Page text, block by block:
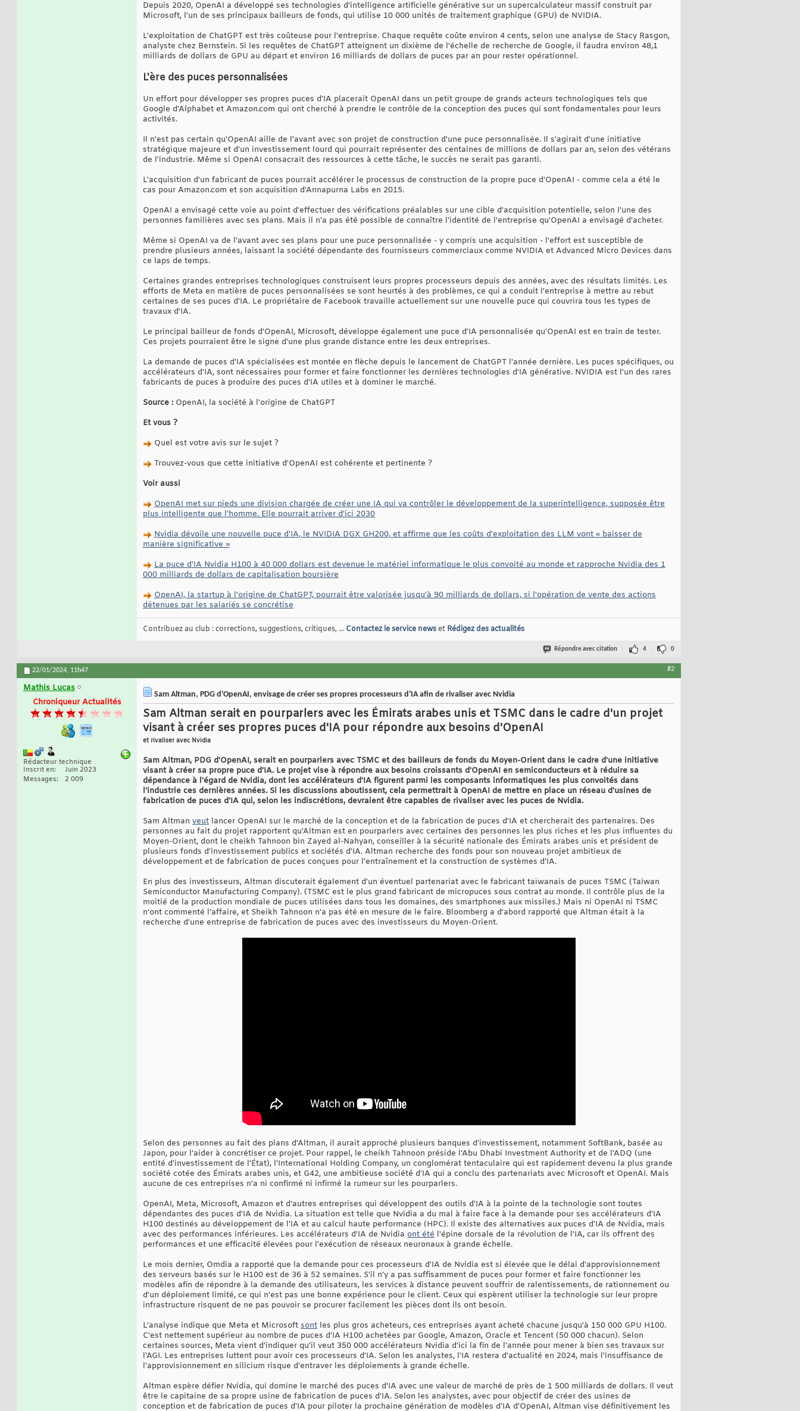
Depuis 2020, OpenAI a développé ses technologies d'intelligence artificielle générative sur un supercalculateur massif construit par
Microsoft, l'un de ses principaux bailleurs de fonds, qui utilise 10 000 unités de traitement graphique (GPU) de NVIDIA.
L'exploitation de ChatGPT est très coûteuse pour l'entreprise. Chaque requête coûte environ 4 cents, selon une analyse de Stacy Rasgon,
analyste chez Bernstein. Si les requêtes de ChatGPT atteignent un dixième de l'échelle de recherche de Google, il faudra environ 48,1
milliards de dollars de GPU au départ et environ 16 milliards de dollars de puces par an pour rester opérationnel.
L'ère des puces personnalisées
Un effort pour développer ses propres puces d'IA placerait OpenAI dans un petit groupe de grands acteurs technologiques tels que
Google d'Alphabet et Amazon.com qui ont cherché à prendre le contrôle de la conception des puces qui sont fondamentales pour leurs
activités.
Il n'est pas certain qu'OpenAI aille de l'avant avec son projet de construction d'une puce personnalisée. Il s'agirait d'une initiative
stratégique majeure et d'un investissement lourd qui pourrait représenter des centaines de millions de dollars par an, selon des vétérans
de l'industrie. Même si OpenAI consacrait des ressources à cette tâche, le succès ne serait pas garanti.
L'acquisition d'un fabricant de puces pourrait accélérer le processus de construction de la propre puce d'OpenAI - comme cela a été le
cas pour Amazon.com et son acquisition d'Annapurna Labs en 2015.
OpenAI a envisagé cette voie au point d'effectuer des vérifications préalables sur une cible d'acquisition potentielle, selon l'une des
personnes familières avec ses plans. Mais il n'a pas été possible de connaître l'identité de l'entreprise qu'OpenAI a envisagé d'acheter.
Même si OpenAI va de l'avant avec ses plans pour une puce personnalisée - y compris une acquisition - l'effort est susceptible de
prendre plusieurs années, laissant la société dépendante des fournisseurs commerciaux comme NVIDIA et Advanced Micro Devices dans
ce laps de temps.
Certaines grandes entreprises technologiques construisent leurs propres processeurs depuis des années, avec des résultats limités. Les
efforts de Meta en matière de puces personnalisées se sont heurtés à des problèmes, ce qui a conduit l'entreprise à mettre au rebut
certaines de ses puces d'IA. Le propriétaire de Facebook travaille actuellement sur une nouvelle puce qui couvrira tous les types de
travaux d'IA.
Le principal bailleur de fonds d'OpenAI, Microsoft, développe également une puce d'IA personnalisée qu'OpenAI est en train de tester.
Ces projets pourraient être le signe d'une plus grande distance entre les deux entreprises.
La demande de puces d'IA spécialisées est montée en flèche depuis le lancement de ChatGPT l'année dernière. Les puces spécifiques, ou
accélérateurs d'IA, sont nécessaires pour former et faire fonctionner les dernières technologies d'IA générative. NVIDIA est l'un des rares
fabricants de puces à produire des puces d'IA utiles et à dominer le marché.
Source : OpenAI, la société à l'origine de ChatGPT
Et vous ?
Quel est votre avis sur le sujet ?
Trouvez-vous que cette initiative d'OpenAI est cohérente et pertinente ?
Voir aussi
OpenAI met sur pieds une division chargée de créer une IA qui va contrôler le développement de la superintelligence, supposée être
plus intelligente que l'homme. Elle pourrait arriver d'ici 2030
Nvidia dévoile une nouvelle puce d'IA, le NVIDIA DGX GH200, et affirme que les coûts d'exploitation des LLM vont « baisser de
manière significative »
La puce d'IA Nvidia H100 à 40 000 dollars est devenue le matériel informatique le plus convoité au monde et rapproche Nvidia des 1
000 milliards de dollars de capitalisation boursière
OpenAI, la startup à l'origine de ChatGPT, pourrait être valorisée jusqu'à 90 milliards de dollars, si l'opération de vente des actions
détenues par les salariés se concrétise
Contribuez au club : corrections, suggestions, critiques, ... Contactez le service newset Rédigez des actualités
Répondre avec citation 4 0
22/01/2024, 11h47 #2
Mathis Lucas
Chroniqueur Actualités
Rédacteur technique
Inscrit en
Juin 2023
Messages
2 009
Sam Altman, PDG d'OpenAI, envisage de créer ses propres processeurs d'IA afin de rivaliser avec Nvidia
Sam Altman serait en pourparlers avec les Émirats arabes unis et TSMC dans le cadre d'un projet
visant à créer ses propres puces d'IA pour répondre aux besoins d'OpenAI
et rivaliser avec Nvidia
Sam Altman, PDG d'OpenAI, serait en pourparlers avec TSMC et des bailleurs de fonds du Moyen-Orient dans le cadre d'une initiative
visant à créer sa propre puce d'IA. Le projet vise à répondre aux besoins croissants d'OpenAI en semiconducteurs et à réduire sa
dépendance à l'égard de Nvidia, dont les accélérateurs d'IA figurent parmi les composants informatiques les plus convoités dans
l'industrie ces dernières années. Si les discussions aboutissent, cela permettrait à OpenAI de mettre en place un réseau d'usines de
fabrication de puces d'IA qui, selon les indiscrétions, devraient être capables de rivaliser avec les puces de Nvidia.
Sam Altman veut lancer OpenAI sur le marché de la conception et de la fabrication de puces d'IA et chercherait des partenaires. Des
personnes au fait du projet rapportent qu'Altman est en pourparlers avec certaines des personnes les plus riches et les plus influentes du
Moyen-Orient, dont le cheikh Tahnoon bin Zayed al-Nahyan, conseiller à la sécurité nationale des Émirats arabes unis et président de
plusieurs fonds d'investissement publics et sociétés d'IA. Altman recherche des fonds pour son nouveau projet ambitieux de
développement et de fabrication de puces conçues pour l'entraînement et la construction de systèmes d'IA.
En plus des investisseurs, Altman discuterait également d'un éventuel partenariat avec le fabricant taïwanais de puces TSMC (Taiwan
Semiconductor Manufacturing Company). (TSMC est le plus grand fabricant de micropuces sous contrat au monde. Il contrôle plus de la
moitié de la production mondiale de puces utilisées dans tous les domaines, des smartphones aux missiles.) Mais ni OpenAI ni TSMC
n'ont commenté l'affaire, et Sheikh Tahnoon n'a pas été en mesure de le faire. Bloomberg a d'abord rapporté que Altman était à la
recherche d'une entreprise de fabrication de puces avec des investisseurs du Moyen-Orient.
Selon des personnes au fait des plans d'Altman, il aurait approché plusieurs banques d'investissement, notamment SoftBank, basée au
Japon, pour l'aider à concrétiser ce projet. Pour rappel, le cheikh Tahnoon préside l'Abu Dhabi Investment Authority et de l'ADQ (une
entité d'investissement de l'État), l'International Holding Company, un conglomérat tentaculaire qui est rapidement devenu la plus grande
société cotée des Émirats arabes unis, et G42, une ambitieuse société d'IA qui a conclu des partenariats avec Microsoft et OpenAI. Mais
aucune de ces entreprises n'a ni confirmé ni infirmé la rumeur sur les pourparlers.
OpenAI, Meta, Microsoft, Amazon et d'autres entreprises qui développent des outils d'IA à la pointe de la technologie sont toutes
dépendantes des puces d'IA de Nvidia. La situation est telle que Nvidia a du mal à faire face à la demande pour ses accélérateurs d'IA
H100 destinés au développement de l'IA et au calcul haute performance (HPC). Il existe des alternatives aux puces d'IA de Nvidia, mais
avec des performances inférieures. Les accélérateurs d'IA de Nvidia ont été l'épine dorsale de la révolution de l'IA, car ils offrent des
performances et une efficacité élevées pour l'exécution de réseaux neuronaux à grande échelle.
Le mois dernier, Omdia a rapporté que la demande pour ces processeurs d'IA de Nvidia est si élevée que le délai d'approvisionnement
des serveurs basés sur le H100 est de 36 à 52 semaines. S'il n'y a pas suffisamment de puces pour former et faire fonctionner les
modèles afin de répondre à la demande des utilisateurs, les services à distance peuvent souffrir de ralentissements, de rationnement ou
d'un déploiement limité, ce qui n'est pas une bonne expérience pour le client. Ceux qui espèrent utiliser la technologie sur leur propre
infrastructure risquent de ne pas pouvoir se procurer facilement les pièces dont ils ont besoin.
L'analyse indique que Meta et Microsoft sont les plus gros acheteurs, ces entreprises ayant acheté chacune jusqu'à 150 000 GPU H100.
C'est nettement supérieur au nombre de puces d'IA H100 achetées par Google, Amazon, Oracle et Tencent (50 000 chacun). Selon
certaines sources, Meta vient d'indiquer qu'il veut 350 000 accélérateurs Nvidia d'ici la fin de l'année pour mener à bien ses travaux sur
l'AGI. Les entreprises luttent pour avoir ces processeurs d'IA. Selon les analystes, l'IA restera d'actualité en 2024, mais l'insuffisance de
l'approvisionnement en silicium risque d'entraver les déploiements à grande échelle.
Altman espère défier Nvidia, qui domine le marché des puces d'IA avec une valeur de marché de près de 1 500 milliards de dollars. Il veut
être le capitaine de sa propre usine de fabrication de puces d'IA. Selon les analystes, avec pour objectif de créer des usines de
conception et de fabrication de puces d'IA pour piloter la prochaine génération de modèles d'IA d'OpenAI, Altman vise définitivement les